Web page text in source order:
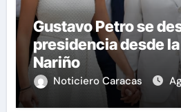
Gustavo Petro se
presidencia desde la
Nariño
Noticiero Caracas